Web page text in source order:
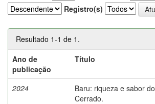
Registro(s)
Resultado 1-1 de 1.
Ano de
publicação
Título
2024
Baru: riqueza e sabor do
Cerrado.